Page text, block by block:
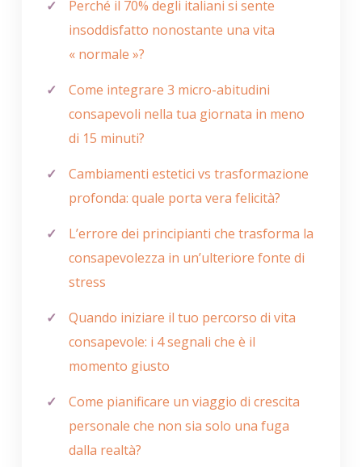
Perché il 70% degli italiani si sente
insoddisfatto nonostante una vita
« normale »?
Come integrare 3 micro-abitudini
consapevoli nella tua giornata in meno
di 15 minuti?
Cambiamenti estetici vs trasformazione
profonda: quale porta vera felicità?
L’errore dei principianti che trasforma la
consapevolezza in un’ulteriore fonte di
stress
Quando iniziare il tuo percorso di vita
consapevole: i 4 segnali che è il
momento giusto
Come pianificare un viaggio di crescita
personale che non sia solo una fuga
dalla realtà?